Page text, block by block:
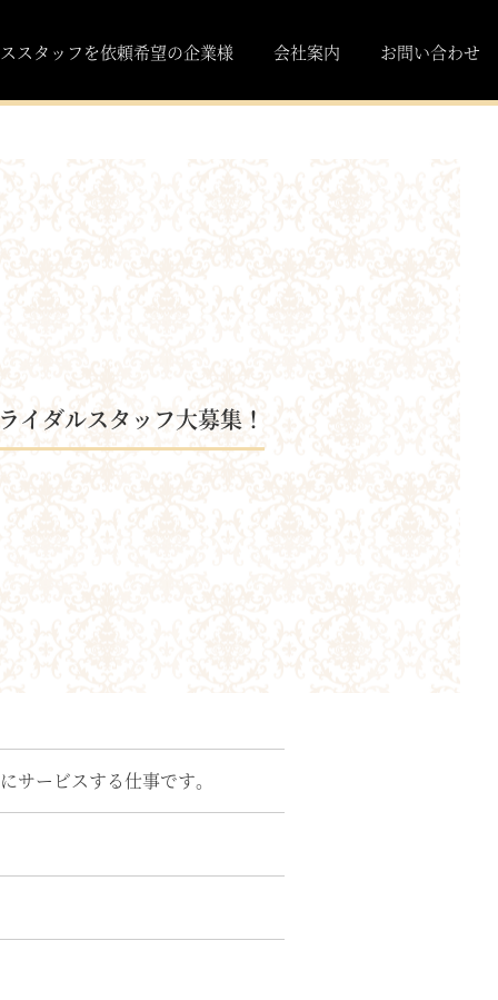
スタッフを依頼希望の企業様 会社案内 お問い合わせ
イダルスタッフ大募集！
ービスする仕事です。